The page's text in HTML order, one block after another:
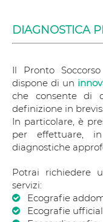
DIAGNOSTICA
Il Pronto
dispone di un
che consente di
definizione in
In particolare, è
per effettuare,
diagnostiche
Potrai richiedere
servizi:
Ecografie
Ecografie